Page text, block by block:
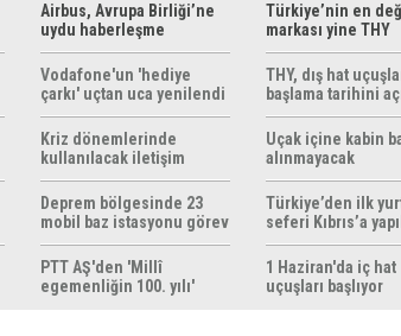
Airbus, Avrupa Birliği’ne
uydu haberleşme
çözümleri sunuyor
Vodafone'un 'hediye
çarkı' uçtan uca yenilendi
Kriz dönemlerinde
kullanılacak iletişim
yöntemleri rehberi
hazırlandı
Deprem bölgesinde 23
mobil baz istasyonu görev
yapıyor
PTT AŞ'den 'Millî
egemenliğin 100. yılı'
Türkiye’nin en
markası yine THY
THY, dış hat
başlama tarihini
Uçak içine kabin
alınmayacak
Türkiye’den ilk yurt
seferi Kıbrıs’a
1 Haziran'da iç hat
uçuşları başlıyor